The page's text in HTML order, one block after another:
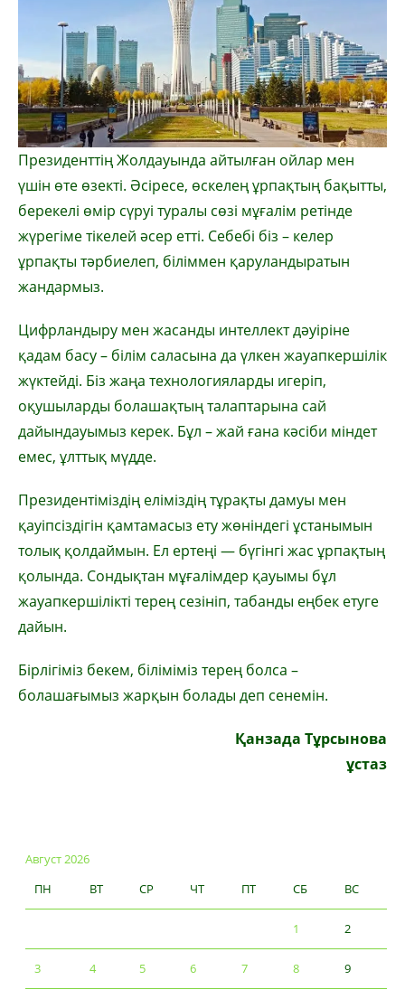
Президенттің Жолдауында айтылған ойлар мен
үшін өте өзекті. Әсіресе, өскелең ұрпақтың бақытты,
берекелі өмір сүруі туралы сөзі мұғалім ретінде
жүрегіме тікелей әсер етті. Себебі біз – келер
ұрпақты тәрбиелеп, біліммен қаруландыратын
жандармыз.
Цифрландыру мен жасанды интеллект дәуіріне
қадам басу – білім саласына да үлкен жауапкершілік
жүктейді. Біз жаңа технологияларды игеріп,
оқушыларды болашақтың талаптарына сай
дайындауымыз керек. Бұл – жай ғана кәсіби міндет
емес, ұлттық мүдде.
Президентіміздің еліміздің тұрақты дамуы мен
қауіпсіздігін қамтамасыз ету жөніндегі ұстанымын
толық қолдаймын. Ел ертеңі — бүгінгі жас ұрпақтың
қолында. Сондықтан мұғалімдер қауымы бұл
жауапкершілікті терең сезініп, табанды еңбек етуге
дайын.
Бірлігіміз бекем, біліміміз терең болса –
болашағымыз жарқын болады деп сенемін.
Қанзада Тұрсынова
ұстаз
Август 2026
ПН
ВТ СР ЧТ ПТ СБ ВС
1 2
3 4 5 6 7 8 9